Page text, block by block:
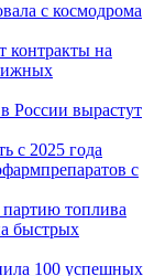
с космодрома
контракты на
России вырастут
с 2025 года
с
топлива
быстрых
100 успешных